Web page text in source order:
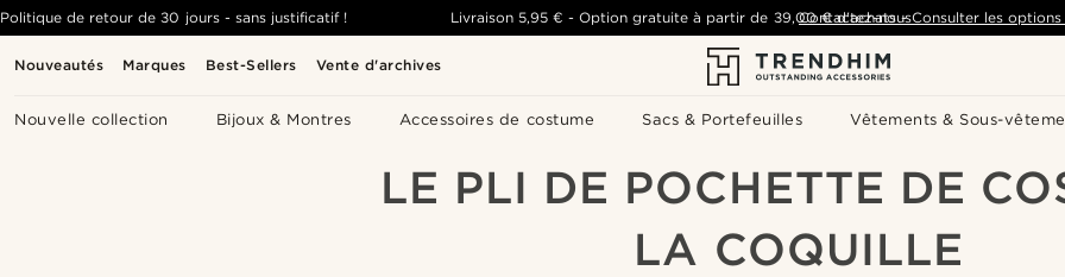
Nouveautés Marques Best-Sellers Vente d'archives
Nouvelle collection Bijoux & Montres Accessoires de costume Sacs & Portefeuilles Vêtements & Sous-
Politique de retour de 30 jours - sans justificatif ! Livraison 5,95 € -Option gratuite à partir de 39,00 € d'achats- Consulter les
Contactez-nous
LE PLI DE POCHETTE DE
LA COQUILLE